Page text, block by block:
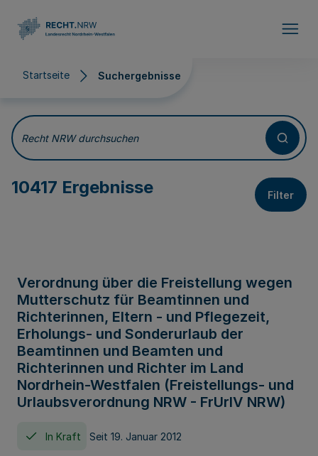
Startseite Suchergebnisse
Suchergebnisse
Recht NRW durchsuchen
10417 Ergebnisse Filter
Verordnung über die Freistellung wegen
Mutterschutz für Beamtinnen und
Richterinnen, Eltern - und Pflegezeit,
Erholungs- und Sonderurlaub der
Beamtinnen und Beamten und
Richterinnen und Richter im Land
Nordrhein-Westfalen (Freistellungs- und
Urlaubsverordnung NRW - FrUrlV NRW)
In Kraft Seit 19. Januar 2012